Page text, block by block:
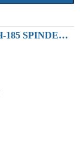
REPARATUR MITSUBISHI MDS-C1-SPH-185 SPINDEL-CONTROLLER 18.5KW 230VAC